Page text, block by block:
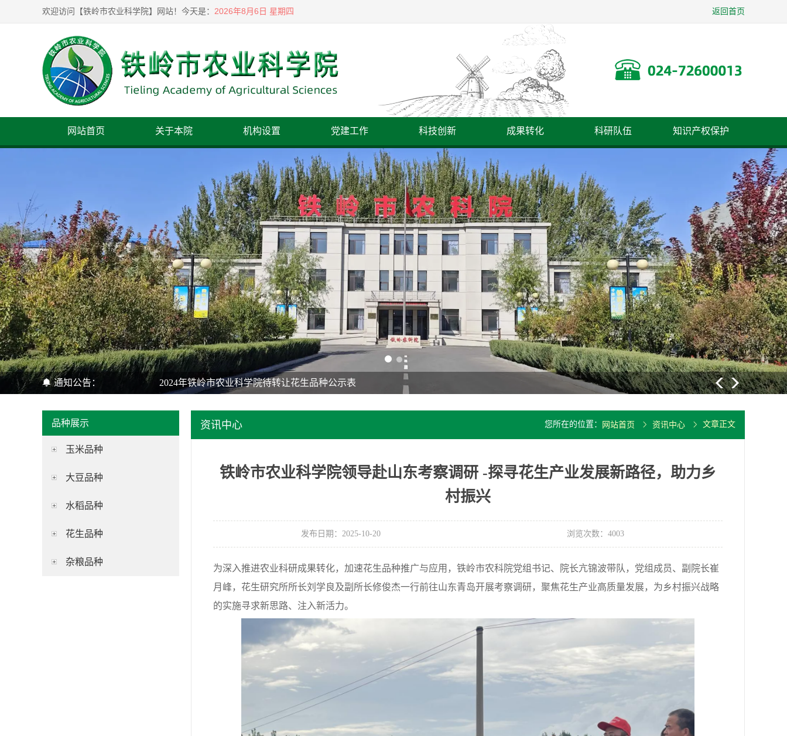
欢迎访问【铁岭市农业科学院】网站！ 今天是： 2026年8月6日 星期四 返回首页
网站首页 关于本院 机构设置 党建工作 科技创新 成果转化 科研队伍 知识产权保护
通知公告： 2024年铁岭市农业科学院待转让花生品种公示表 大豆重要
品种展示
玉米品种
大豆品种
水稻品种
花生品种
杂粮品种
资讯中心 您所在的位置： 网站首页 资讯中心 文章正文
铁岭市农业科学院领导赴山东考察调研 -探寻花生产业发展新路径，助力乡
村振兴
发布日期：2025-10-20 浏览次数：4003
为深入推进农业科研成果转化，加速花生品种推广与应用，铁岭市农科院党组书记、院长亢锦波带队，党组成员、副院长崔
月峰，花生研究所所长刘学良及副所长修俊杰一行前往山东青岛开展考察调研，聚焦花生产业高质量发展，为乡村振兴战略
的实施寻求新思路、注入新活力。